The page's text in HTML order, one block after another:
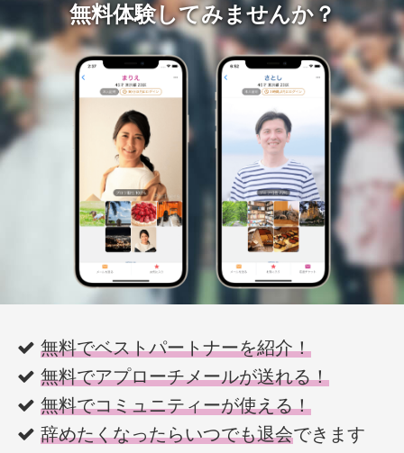
無料体験してみませんか？
無料でベストパートナーを紹介！
無料でアプローチメールが送れる！
無料でコミュニティーが使える！
辞めたくなったらいつでも退会できます